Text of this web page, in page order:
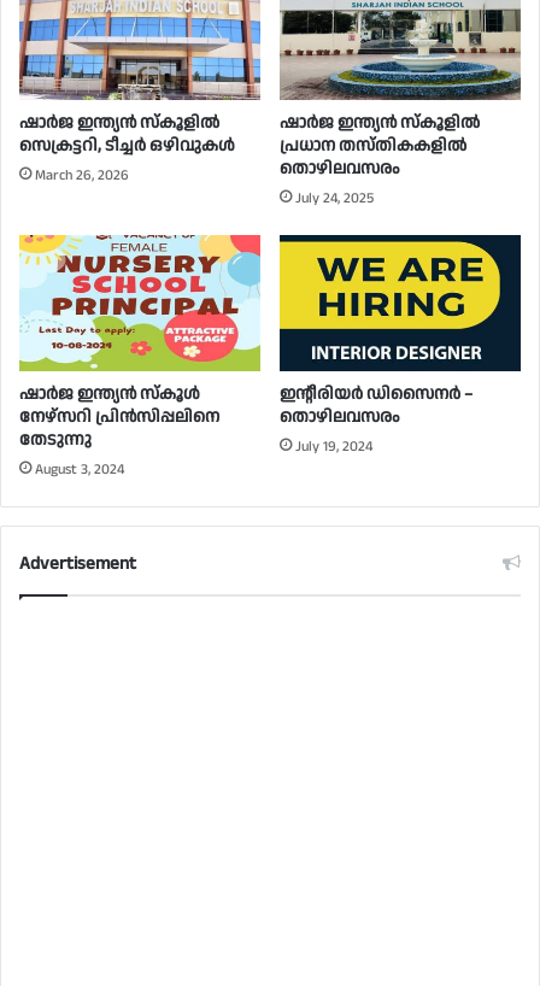
ഷാർജ ഇന്ത്യൻ സ്കൂളിൽ
സെക്രട്ടറി, ടീച്ചർ ഒഴിവുകൾ
March 26, 2026
ഷാർജ ഇന്ത്യൻ സ്‌കൂളിൽ
പ്രധാന തസ്തികകളിൽ
തൊഴിലവസരം
July 24, 2025
ഷാർജ ഇന്ത്യൻ സ്‌കൂൾ
നേഴ്‌സറി പ്രിൻസിപ്പലിനെ
തേടുന്നു
August 3, 2024
ഇന്റീരിയർ ഡിസൈനർ –
തൊഴിലവസരം
July 19, 2024
Advertisement